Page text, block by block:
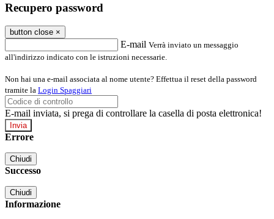
Recupero password
button close ×
E-mail Verrà inviato un messaggio
all'indirizzo indicato con le istruzioni necessarie.
Non hai una e-mail associata al nome utente? Effettua il reset della password
tramite la Login Spaggiari
E-mail inviata, si prega di controllare la casella di posta elettronica!
Errore
Chiudi
Successo
Chiudi
Informazione